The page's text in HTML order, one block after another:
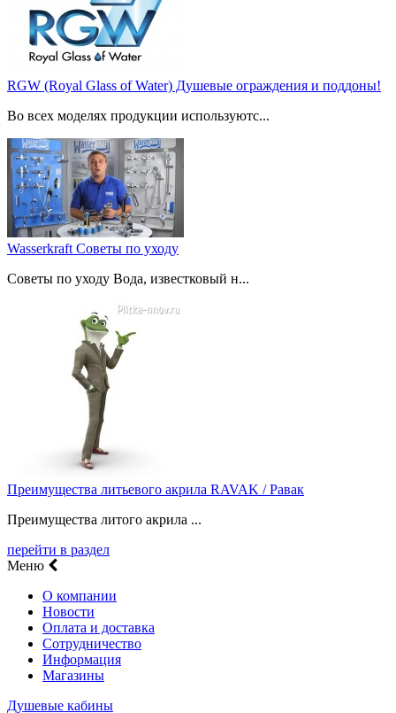
RGW (Royal Glass of Water) Душевые ограждения и поддоны!
Во всех моделях продукции используютс...
Wasserkraft Советы по уходу
Советы по уходу Вода, известковый н...
Преимущества литьевого акрила RAVAK / Равак
Преимущества литого акрила ...
перейти в раздел
Меню
О компании
Новости
Оплата и доставка
Сотрудничество
Информация
Магазины
Душевые кабины